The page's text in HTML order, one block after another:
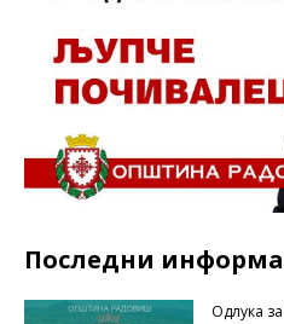
Последни
Одлука